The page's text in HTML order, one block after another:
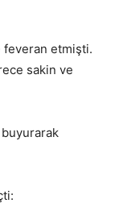
feveran etmişti.
sakin ve
buyurarak